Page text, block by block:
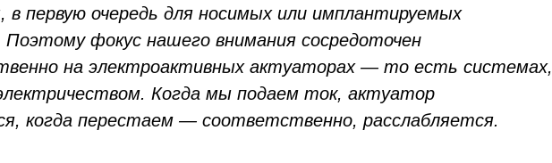
в первую очередь для носимых или имплантируемых
фокус нашего внимания сосредоточен
на электроактивных актуаторах — то есть системах,
Когда мы подаем ток, актуатор
когда перестаем — соответственно, расслабляется.